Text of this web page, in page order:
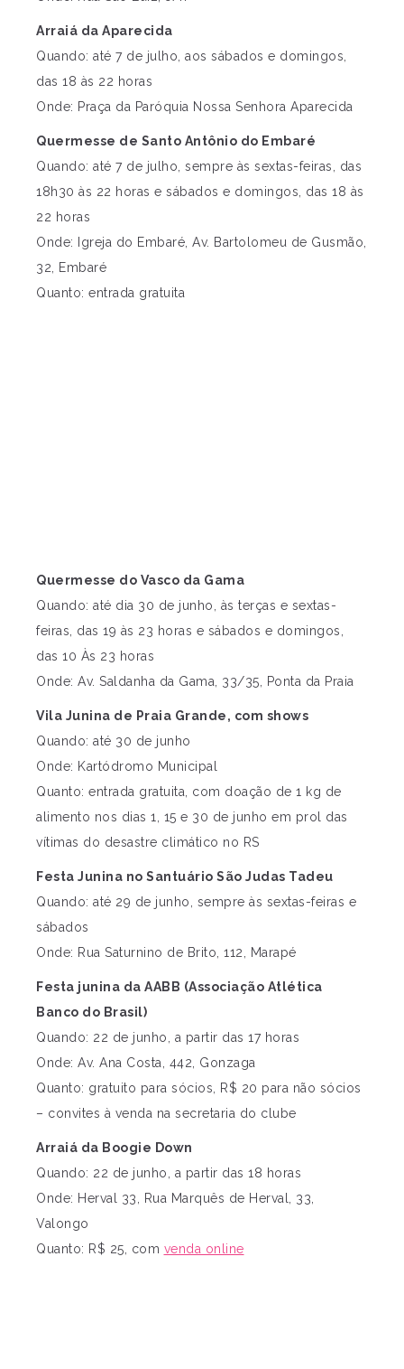
Arraiá da Aparecida
Quando: até 7 de julho, aos sábados e domingos,
das 18 às 22 horas
Onde: Praça da Paróquia Nossa Senhora Aparecida
Quermesse de Santo Antônio do Embaré
Quando: até 7 de julho, sempre às sextas-feiras, das
18h30 às 22 horas e sábados e domingos, das 18 às
22 horas
Onde: Igreja do Embaré, Av. Bartolomeu de Gusmão,
32, Embaré
Quanto: entrada gratuita
Quermesse do Vasco da Gama
Quando: até dia 30 de junho, às terças e sextas-
feiras, das 19 às 23 horas e sábados e domingos,
das 10 Às 23 horas
Onde: Av. Saldanha da Gama, 33/35, Ponta da Praia
Vila Junina de Praia Grande, com shows
Quando: até 30 de junho
Onde: Kartódromo Municipal
Quanto: entrada gratuita, com doação de 1 kg de
alimento nos dias 1, 15 e 30 de junho em prol das
vítimas do desastre climático no RS
Festa Junina no Santuário São Judas Tadeu
Quando: até 29 de junho, sempre às sextas-feiras e
sábados
Onde: Rua Saturnino de Brito, 112, Marapé
Festa junina da AABB (Associação Atlética
Banco do Brasil)
Quando: 22 de junho, a partir das 17 horas
Onde: Av. Ana Costa, 442, Gonzaga
Quanto: gratuito para sócios, R$ 20 para não sócios
– convites à venda na secretaria do clube
Arraiá da Boogie Down
Quando: 22 de junho, a partir das 18 horas
Onde: Herval 33, Rua Marquês de Herval, 33,
Valongo
Quanto: R$ 25, com venda online